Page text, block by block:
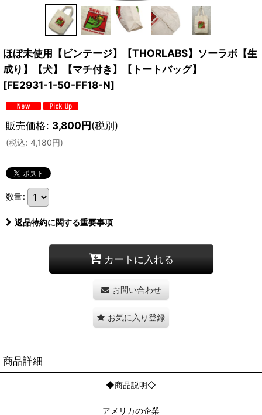
ほぼ未使用【ビンテージ】【THORLABS】ソーラボ【生
成り】【犬】【マチ付き】【トートバッグ】
[FE2931-1-50-FF18-N]
販売価格: 3,800円(税別)
(税込: 4,180円)
数量:
返品特約に関する重要事項
カートに入れる
お問い合わせ
お気に入り登録
商品詳細
◆商品説明◇
アメリカの企業